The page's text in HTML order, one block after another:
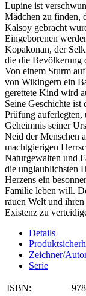
Lupine ist
Mädchen zu finden,
Kalsoy gebracht
Eingeborenen
Kopakonan, der
die die Bevölkerung
Von einem Sturm
von Wikingern ein
gerettete Kind wird
Seine Geschichte ist
Prüfung auferlegten,
Geheimnis seiner
Neid der Menschen
machtgierigen
Naturgewalten und
die unglaublichsten
Herzens ein
Familie leben will.
rauen Welt und
Existenz zu
Details
Zeichner/
Serie
ISBN: